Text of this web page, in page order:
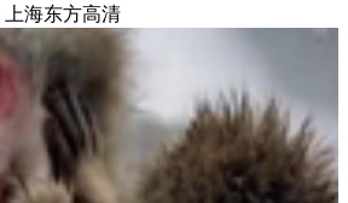
上海东方高清